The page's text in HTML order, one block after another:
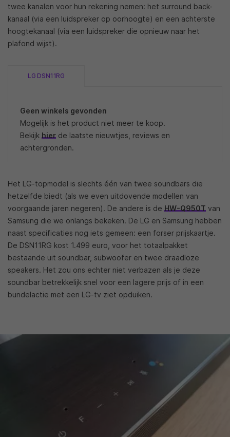
twee kanalen voor hun rekening nemen: het surround back-
kanaal (via een luidspreker op oorhoogte) en een achterste
hoogtekanaal (via een luidspreker die opnieuw naar het
plafond wijst).
LG DSN11RG
Geen winkels gevonden
Mogelijk is het product niet meer te koop.
Bekijk hierde laatste nieuwtjes, reviews en
achtergronden.
Het LG-topmodel is slechts één van twee soundbars die
hetzelfde biedt (als we even uitdovende modellen van
voorgaande jaren negeren). De andere is de HW-Q950T van
Samsung die we onlangs bekeken. De LG en Samsung hebben
naast specificaties nog iets gemeen: een forser prijskaartje.
De DSN11RG kost 1.499 euro, voor het totaalpakket
bestaande uit soundbar, subwoofer en twee draadloze
speakers. Het zou ons echter niet verbazen als je deze
soundbar betrekkelijk snel voor een lagere prijs of in een
bundelactie met een LG-tv ziet opduiken.